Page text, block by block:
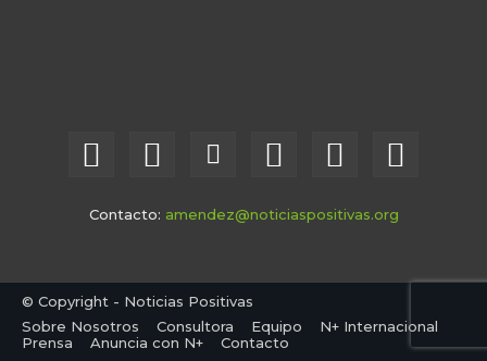
Contacto: amendez@noticiaspositivas.org
© Copyright - Noticias Positivas
Sobre Nosotros
Consultora Equipo
N+ Internacional
Prensa
Anuncia con N+ Contacto